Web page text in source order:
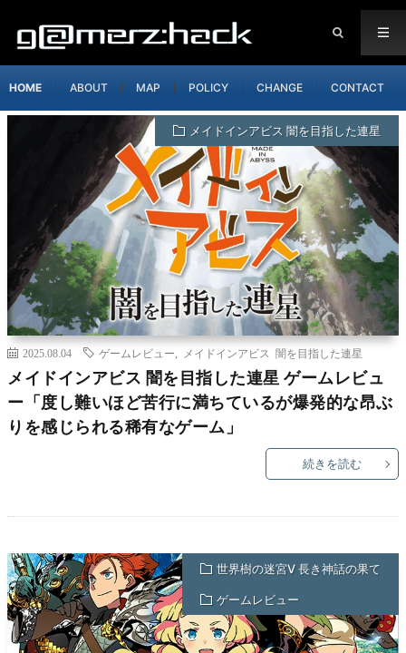
HOME ABOUT MAP POLICY CHANGE CONTACT
メイドインアビス 闇を目指した連星
2025.08.04 ゲームレビュー メイドインアビス 闇を目指した連星
メイドインアビス 闇を目指した連星 ゲームレビュ
ー「度し難いほど苦行に満ちているが爆発的な昂ぶ
りを感じられる稀有なゲーム」
続きを読む
世界樹の迷宮V 長き神話の果て
ゲームレビュー